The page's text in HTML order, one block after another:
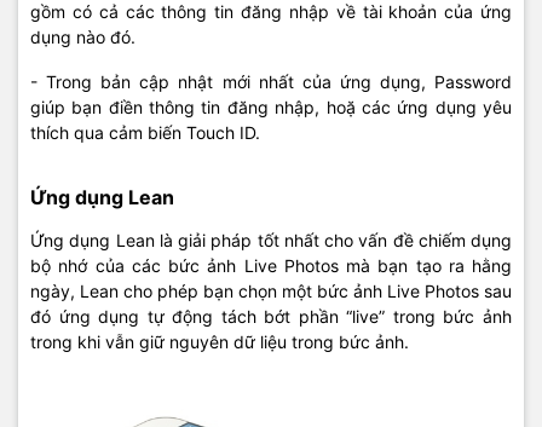
gồm có cả các thông tin đăng nhập về tài khoản của ứng
dụng nào đó.
- Trong bản cập nhật mới nhất của ứng dụng, Password
giúp bạn điền thông tin đăng nhập, hoặ các ứng dụng yêu
thích qua cảm biến Touch ID.
Ứng dụng Lean
Ứng dụng Lean là giải pháp tốt nhất cho vấn đề chiếm dụng
bộ nhớ của các bức ảnh Live Photos mà bạn tạo ra hằng
ngày, Lean cho phép bạn chọn một bức ảnh Live Photos sau
đó ứng dụng tự động tách bớt phần “live” trong bức ảnh
trong khi vẫn giữ nguyên dữ liệu trong bức ảnh.